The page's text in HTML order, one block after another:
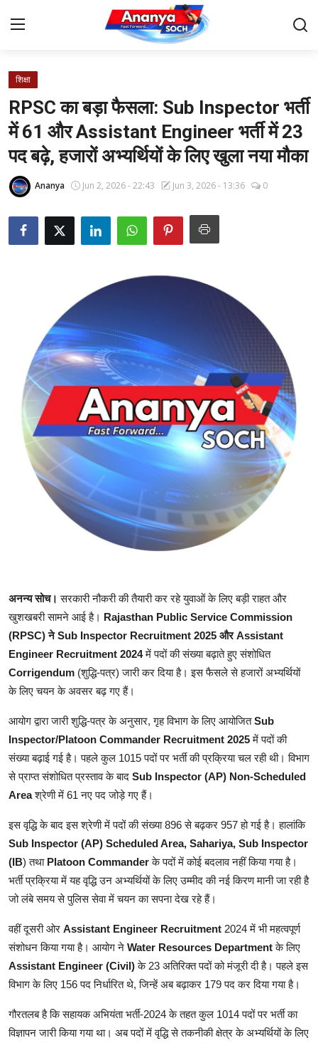
Home
Contact
About Us
देश
बिज़नेस
राजस्थान
ट्रेंडिंग
Hindi
शिक्षा
RPSC का बड़ा फैसला: Sub Inspector भर्ती
में 61 और Assistant Engineer भर्ती में 23
पद बढ़े, हजारों अभ्यर्थियों के लिए खुला नया मौका
Ananya Jun 2, 2026 - 22:43 Jun 3, 2026 - 13:36 0
अनन्य सोच। सरकारी नौकरी की तैयारी कर रहे युवाओं के लिए बड़ी राहत और
खुशखबरी सामने आई है। Rajasthan Public Service Commission
(RPSC) ने Sub Inspector Recruitment 2025 और Assistant
Engineer Recruitment 2024में पदों की संख्या बढ़ाते हुए संशोधित
Corrigendum (शुद्धि-पत्र) जारी कर दिया है। इस फैसले से हजारों अभ्यर्थियों
के लिए चयन के अवसर बढ़ गए हैं।
आयोग द्वारा जारी शुद्धि-पत्र के अनुसार, गृह विभाग के लिए आयोजितSub
Inspector/Platoon Commander Recruitment 2025में पदों की
संख्या बढ़ाई गई है। पहले कुल 1015 पदों पर भर्ती की प्रक्रिया चल रही थी। विभाग
से प्राप्त संशोधित प्रस्ताव के बाद Sub Inspector (AP) Non-Scheduled
Areaश्रेणी में 61 नए पद जोड़े गए हैं।
इस वृद्धि के बाद इस श्रेणी में पदों की संख्या 896 से बढ़कर 957 हो गई है। हालांकि
Sub Inspector (AP) Scheduled Area, Sahariya, Sub Inspector
(IB) तथा Platoon Commanderके पदों में कोई बदलाव नहीं किया गया है।
भर्ती प्रक्रिया में यह वृद्धि उन अभ्यर्थियों के लिए उम्मीद की नई किरण मानी जा रही है
जो लंबे समय से पुलिस सेवा में चयन का सपना देख रहे हैं।
वहीं दूसरी ओर Assistant Engineer Recruitment 2024 में भी महत्वपूर्ण
संशोधन किया गया है। आयोग ने Water Resources Departmentके लिए
Assistant Engineer (Civil)के 23 अतिरिक्त पदों को मंजूरी दी है। पहले इस
विभाग के लिए 156 पद निर्धारित थे, जिन्हें अब बढ़ाकर 179 पद कर दिया गया है।
गौरतलब है कि सहायक अभियंता भर्ती-2024 के तहत कुल 1014 पदों पर भर्ती का
विज्ञापन जारी किया गया था। अब पदों में वृद्धि से तकनीकी क्षेत्र के अभ्यर्थियों के लिए